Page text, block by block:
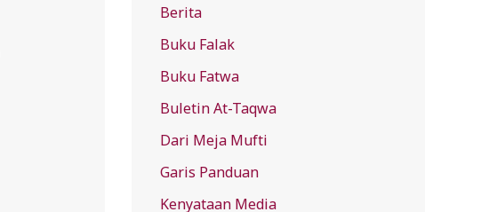
f
o
r
:
Berita
Buku Falak
Buku Fatwa
Buletin At-Taqwa
Dari Meja Mufti
Garis Panduan
Kenyataan Media